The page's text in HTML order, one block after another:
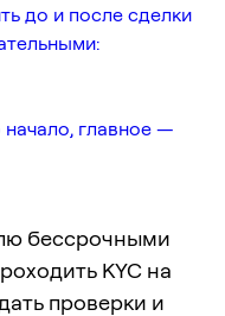
до и после сделки
главное —
бессрочными
KYC на
проверки и